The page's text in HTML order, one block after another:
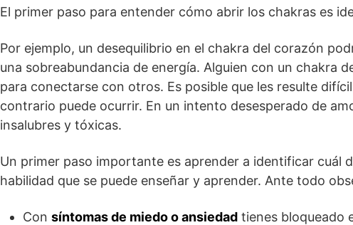
El primer paso para entender cómo abrir los chakras es
Por ejemplo, un desequilibrio en el chakra del corazón
una sobreabundancia de energía. Alguien con un chakra
para conectarse con otros. Es posible que les resulte
contrario puede ocurrir. En un intento desesperado de
insalubres y tóxicas.
Un primer paso importante es aprender a identificar cuál
habilidad que se puede enseñar y aprender. Ante todo
Con síntomas de miedo o ansiedad tienes bloqueado